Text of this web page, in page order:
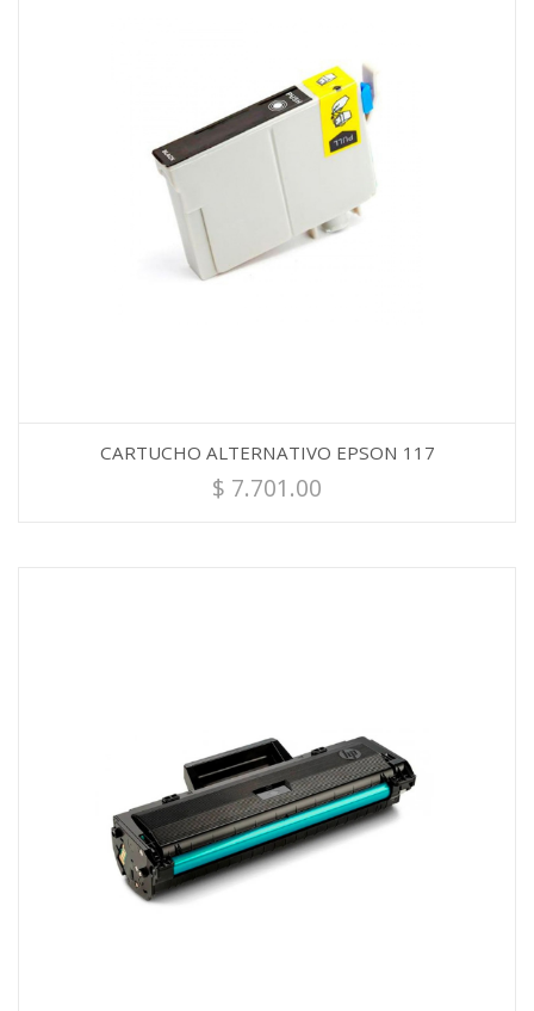
CARTUCHO ALTERNATIVO EPSON 117
$ 7.701.00